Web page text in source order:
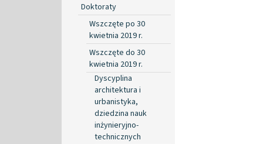
Doktoraty
Wszczęte po 30
kwietnia 2019 r.
Wszczęte do 30
kwietnia 2019 r.
Dyscyplina
architektura i
urbanistyka,
dziedzina nauk
inżynieryjno-
technicznych